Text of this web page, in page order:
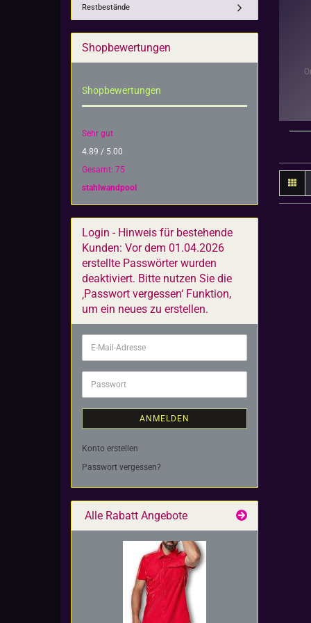
Restbestände
Shopbewertungen
Shopbewertungen
Sehr gut
4.89 / 5.00
Gesamt: 75
stahlwandpool
Login - Hinweis für bestehende
Kunden: Vor dem 01.04.2026
erstellte Passwörter wurden
deaktiviert. Bitte nutzen Sie die
‚Passwort vergessen‘ Funktion,
um ein neues zu erstellen.
E-
Mail-
Adresse
Passwort
ANMELDEN
Konto erstellen
Passwort vergessen?
Alle Rabatt Angebote